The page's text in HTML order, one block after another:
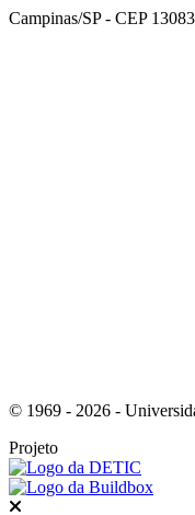
Campinas/SP - CEP
© 1969 - 2026 -
Projeto